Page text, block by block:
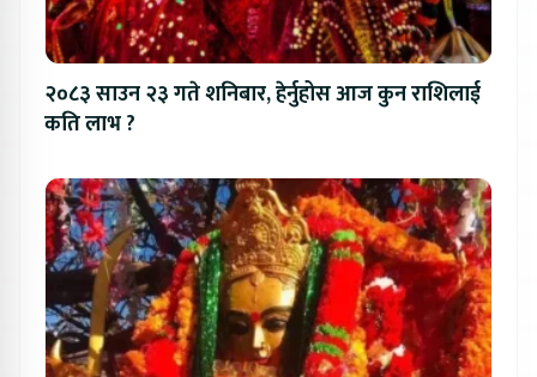
२०८३ साउन २३ गते शनिबार, हेर्नुहोस आज कुन राशिलाई
कति लाभ ?